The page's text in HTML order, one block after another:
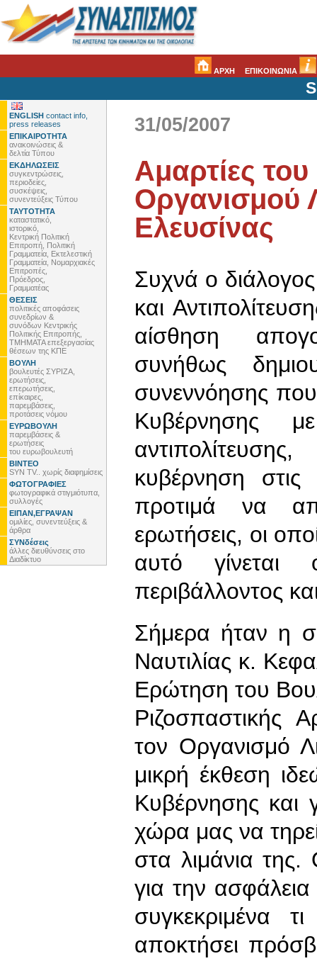
ΑΡΧΗ ΕΠΙΚΟΙΝΩΝΙΑ
ENGLISH contact info,
press releases
ΕΠΙΚΑΙΡΟΤΗΤΑ
ανακοινώσεις &
δελτία Τύπου
ΕΚΔΗΛΩΣΕΙΣ
συγκεντρώσεις,
περιοδείες,
συσκέψεις,
συνεντεύξεις Τύπου
ΤΑΥΤΟΤΗΤΑ
καταστατικό,
ιστορικό,
Κεντρική Πολιτική
Επιτροπή, Πολιτική
Γραμματεία, Εκτελεστική
Γραμματεία, Νομαρχιακές
Επιτροπές,
Πρόεδρος,
Γραμματέας
ΘΕΣΕΙΣ
πολιτικές αποφάσεις
συνεδρίων &
συνόδων Κεντρικής
Πολιτικής Επιτροπής,
ΤΜΗΜΑΤΑ επεξεργασίας
θέσεων της ΚΠΕ
ΒΟΥΛΗ
βουλευτές ΣΥΡΙΖΑ,
ερωτήσεις,
επερωτήσεις,
επίκαιρες,
παρεμβάσεις,
προτάσεις νόμου
ΕΥΡΩΒΟΥΛΗ
παρεμβάσεις &
ερωτήσεις
του ευρωβουλευτή
ΒΙΝΤΕΟ
SYN TV.. χωρίς διαφημίσεις
ΦΩΤΟΓΡΑΦΙΕΣ
φωτογραφικά στιγμιότυπα,
συλλογές
ΕΙΠΑΝ,ΕΓΡΑΨΑΝ
ομιλίες, συνεντεύξεις &
άρθρα
ΣΥΝδέσεις
άλλες διευθύνσεις στο
Διαδίκτυο
31/05/2007
Αμαρτίες του
Οργανισμού
Ελευσίνας
Συχνά ο
και
αίσθηση
συνήθως
συνεννόησης
Κυβέρνησης
κυβέρνηση στις
προτιμά να
ερωτήσεις, οι
αυτό γίνεται
περιβάλλοντος
Σήμερα ήταν η
Ναυτιλίας κ.
Ερώτηση του
Ριζοσπαστικής
τον Οργανισμό
μικρή έκθεση
Κυβέρνησης και
χώρα μας να
στα λιμάνια
για την
συγκεκριμένα
αποκτήσει